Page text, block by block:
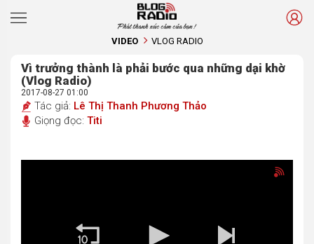
Phát thanh xúc cảm của bạn !
VIDEO VLOG RADIO
Vì trưởng thành là phải bước qua những dại khờ
(Vlog Radio)
2017-08-27 01:00
Tác giả: Lê Thị Thanh Phương Thảo
Giọng đọc: Titi